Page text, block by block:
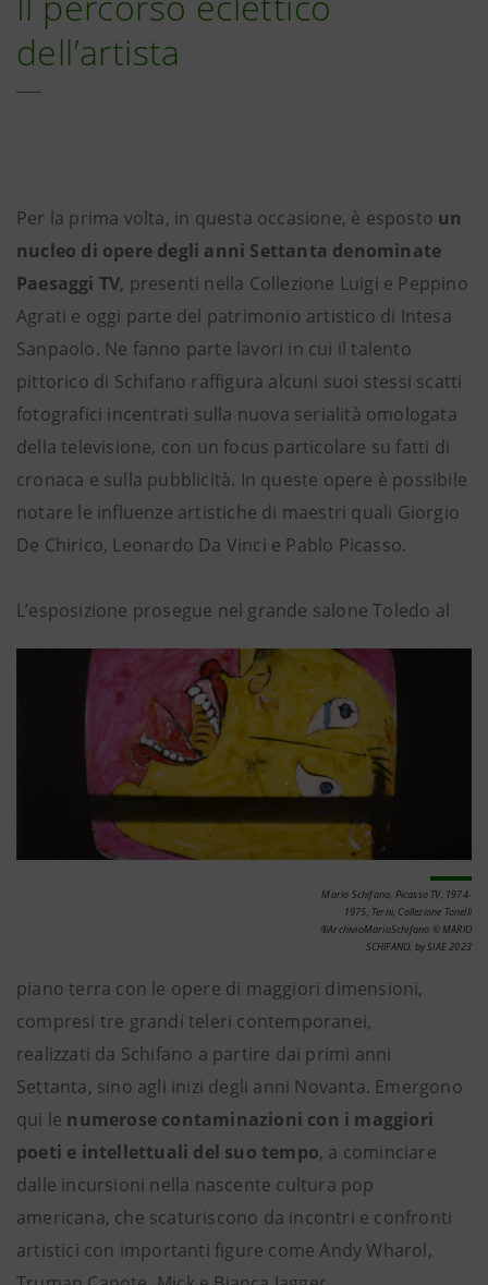
dell’artista
Mario Schifano, Picasso TV, 1974-
1975, Terni, Collezione Tonelli
®ArchivioMarioSchifano © MARIO
SCHIFANO, by SIAE 2023
Per la prima volta, in questa occasione, è esposto un
nucleo di opere degli anni Settanta denominate
Paesaggi TV, presenti nella Collezione Luigi e Peppino
Agrati e oggi parte del patrimonio artistico di Intesa
Sanpaolo. Ne fanno parte lavori in cui il talento
pittorico di Schifano raffigura alcuni suoi stessi scatti
fotografici incentrati sulla nuova serialità omologata
della televisione, con un focus particolare su fatti di
cronaca e sulla pubblicità. In queste opere è possibile
notare le influenze artistiche di maestri quali Giorgio
De Chirico, Leonardo Da Vinci e Pablo Picasso.
L’esposizione prosegue nel grande salone Toledo al
piano terra con le opere di maggiori dimensioni,
compresi tre grandi teleri contemporanei,
realizzati da Schifano a partire dai primi anni
Settanta, sino agli inizi degli anni Novanta. Emergono
qui le numerose contaminazioni con i maggiori
poeti e intellettuali del suo tempo, a cominciare
dalle incursioni nella nascente cultura pop
americana, che scaturiscono da incontri e confronti
artistici con importanti figure come Andy Wharol,